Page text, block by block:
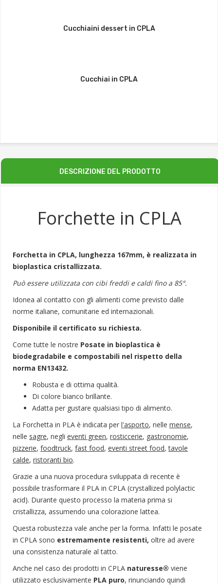
Cucchiaini dessert in CPLA
Cucchiai in CPLA
DESCRIZIONE DEL PRODOTTO
Forchette in CPLA
Forchetta in CPLA, lunghezza 167mm, è realizzata in
bioplastica cristallizzata.
Può essere utilizzata con cibi freddi e caldi fino a 85°.
Idonea al contatto con gli alimenti come previsto dalle
norme italiane, comunitarie ed internazionali.
Disponibile il certificato su richiesta.
Come tutte le nostre Posate in bioplastica è
biodegradabile e compostabili nel rispetto della
norma EN13432.
Robusta e di ottima qualità.
Di colore bianco brillante.
Adatta per gustare qualsiasi tipo di alimento.
La Forchetta in PLA è indicata per l'asporto, nelle mense,
nelle sagre, negli eventi green, rosticcerie, gastronomie,
pizzerie, foodtruck, fast food, eventi street food,tavole
calde, ristoranti bio.
Grazie a una nuova procedura sviluppata di recente è
possibile trasformare il PLA in CPLA (crystallized polylactic
acid). Durante questo processo la materia prima si
cristallizza, assumendo una colorazione lattea.
Questa robustezza vale anche per la forma. Infatti le posate
in CPLA sono estremamente resistenti, oltre ad avere
una consistenza naturale al tatto.
Anche nel caso dei prodotti in CPLA naturesse® viene
utilizzato esclusivamente PLA puro, rinunciando quindi